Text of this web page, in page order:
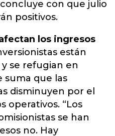
con que julio
positivos.
los ingresos
están
se refugian en
suma que las
disminuyen por el
operativos. “Los
se han
no. Hay